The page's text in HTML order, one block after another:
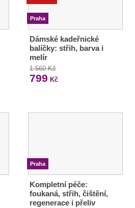
Praha
Dámské kadeřnické
balíčky: střih, barva i
melír
1 560 Kč
799 Kč
Praha
Kompletní péče:
foukaná, střih, čištění,
regenerace i přeliv